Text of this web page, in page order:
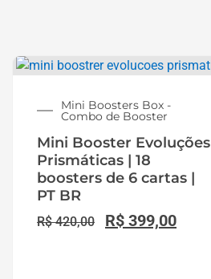
Mini Boosters Box -
Combo de Booster
Mini Booster Evoluções
Prismáticas | 18
boosters de 6 cartas |
PT BR
R$420,00 R$ 399,00